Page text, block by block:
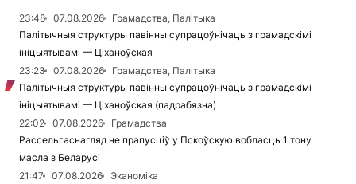
23:48 07.08.2026
Грамадства, Палітыка
Палітычныя структуры павінны супрацоўнічаць з грамадскімі
ініцыятывамі — Ціханоўская
23:23
07.08.2026
Грамадства, Палітыка
Палітычныя структуры павінны супрацоўнічаць з грамадскімі
ініцыятывамі — Ціханоўская (падрабязна)
22:02
07.08.2026
Грамадства
Рассельгаснагляд не прапусціў у Пскоўскую вобласць 1 тону
масла з Беларусі
21:47
07.08.2026
Эканоміка